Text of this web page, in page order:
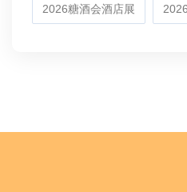
2026糖酒会酒店展